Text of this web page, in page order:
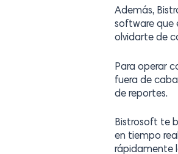
Además,
software que
olvidarte de
Para operar
fuera de
de reportes.
Bistrosoft te
en tiempo
rápidamente